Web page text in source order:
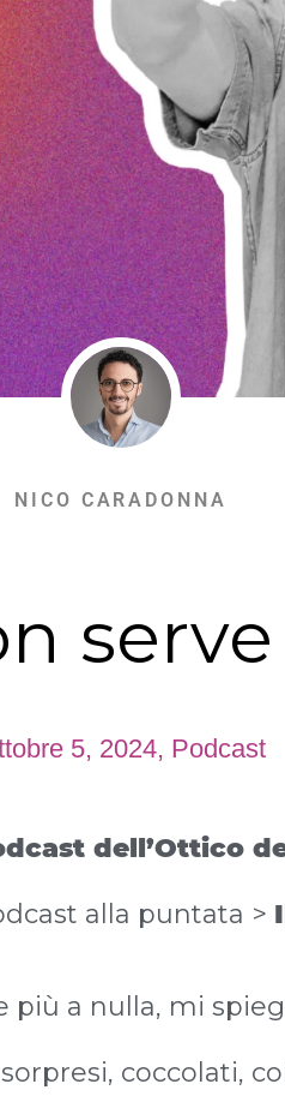
NICO CARADONNA
5, 2024, Podcast
dell’Ottico
alla puntata >
più a nulla, mi
coccolati,